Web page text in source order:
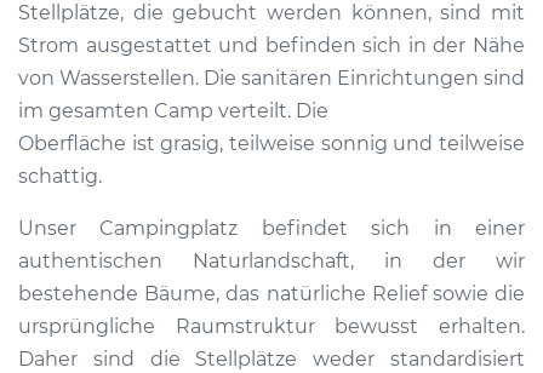
Stellplätze, die gebucht werden können, sind mit
Strom ausgestattet und befinden sich in der Nähe
von Wasserstellen. Die sanitären Einrichtungen sind
im gesamten Camp verteilt. Die
Oberfläche ist grasig, teilweise sonnig und teilweise
schattig.
Unser Campingplatz befindet sich in einer
authentischen Naturlandschaft, in der wir
bestehende Bäume, das natürliche Relief sowie die
ursprüngliche Raumstruktur bewusst erhalten.
Daher sind die Stellplätze weder standardisiert